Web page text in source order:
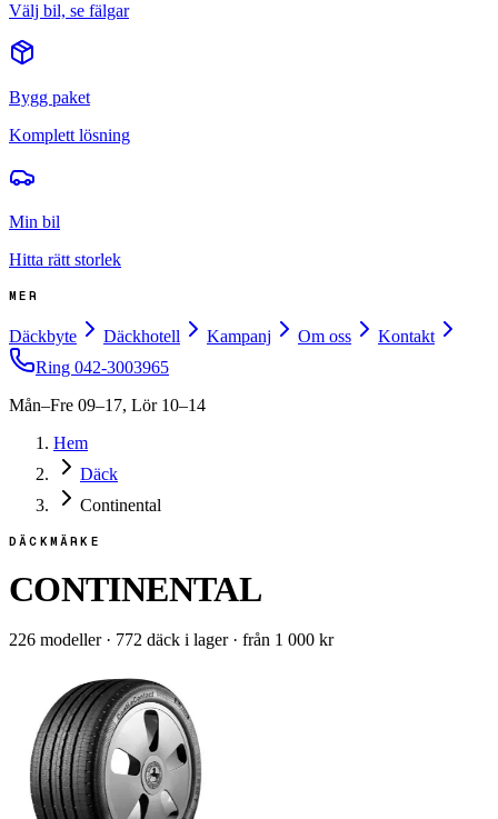
Välj bil, se fälgar
Bygg paket
Komplett lösning
Min bil
Hitta rätt storlek
MER
Däckbyte Däckhotell Kampanj Om oss
Kontakt
Ring 042-3003965
Mån–Fre 09–17, Lör 10–14
Hem
Däck
Continental
DÄCKMÄRKE
CONTINENTAL
226 modeller· 772 däck i lager· från 1 000 kr